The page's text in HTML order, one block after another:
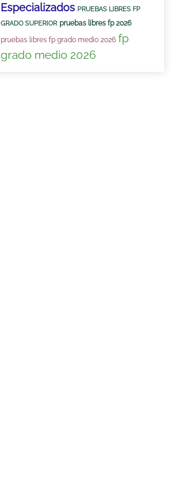
Especializados PRUEBAS LIBRES FP
GRADO SUPERIOR pruebas libres fp 2026
pruebas libres fp grado medio 2026 fp
grado medio 2026